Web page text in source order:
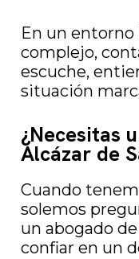
En un entorno
complejo,
escuche,
situación
¿Necesitas
Alcázar de
Cuando
solemos
un abogado
confiar en un